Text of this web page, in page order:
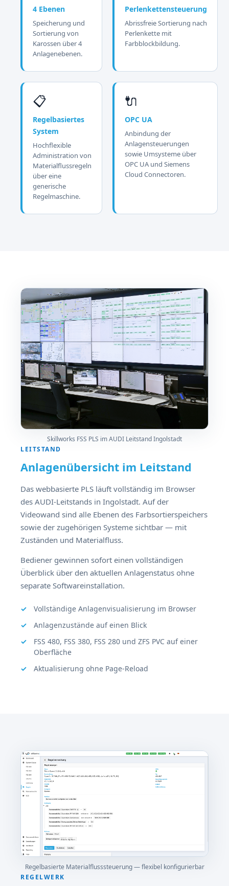
4 Ebenen
Speicherung und
Sortierung von
Karossen über 4
Anlagenebenen.
Perlenkettensteuerung
Abrissfreie Sortierung nach
Perlenkette mit
Farbblockbildung.
📋
Regelbasiertes
System
Hochflexible
Administration von
Materialflussregeln
über eine
generische
Regelmaschine.
🔌
OPC UA
Anbindung der
Anlagensteuerungen
sowie Umsysteme über
OPC UA und Siemens
Cloud Connectoren.
Skillworks FSS PLS im AUDI Leitstand Ingolstadt
LEITSTAND
Anlagenübersicht im Leitstand
Das webbasierte PLS läuft vollständig im Browser
des AUDI-Leitstands in Ingolstadt. Auf der
Videowand sind alle Ebenen des Farbsortierspeichers
sowie der zugehörigen Systeme sichtbar — mit
Zuständen und Materialfluss.
Bediener gewinnen sofort einen vollständigen
Überblick über den aktuellen Anlagenstatus ohne
separate Softwareinstallation.
Vollständige Anlagenvisualisierung im Browser
Anlagenzustände auf einen Blick
FSS 480, FSS 380, FSS 280 und ZFS PVC auf einer
Oberfläche
Aktualisierung ohne Page-Reload
Regelbasierte Materialflusssteuerung — flexibel konfigurierbar
REGELWERK